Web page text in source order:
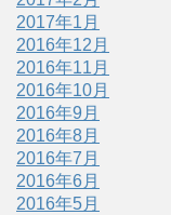
2017年1月
2016年12月
2016年11月
2016年10月
2016年9月
2016年8月
2016年7月
2016年6月
2016年5月